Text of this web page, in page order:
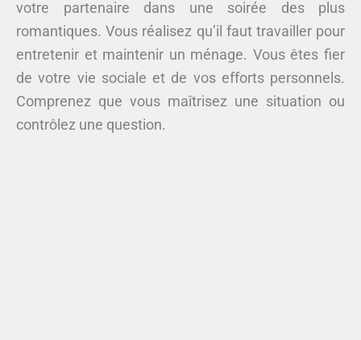
votre partenaire dans une soirée des plus
romantiques. Vous réalisez qu’il faut travailler pour
entretenir et maintenir un ménage. Vous êtes fier
de votre vie sociale et de vos efforts personnels.
Comprenez que vous maîtrisez une situation ou
contrôlez une question.